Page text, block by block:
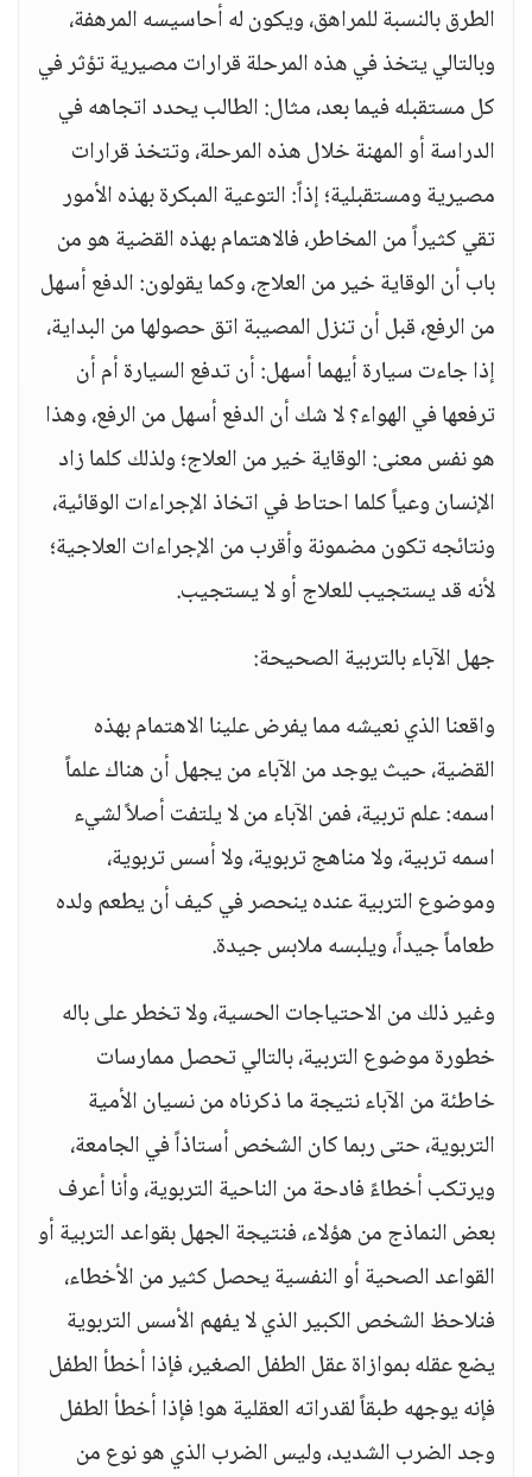
الطرق بالنسبة للمراهق، ويكون له أحاسيسه المرهفة،
وبالتالي يتخذ في هذه المرحلة قرارات مصيرية تؤثر في
كل مستقبله فيما بعد، مثال: الطالب يحدد اتجاهه في
الدراسة أو المهنة خلال هذه المرحلة، وتتخذ قرارات
مصيرية ومستقبلية؛ إذاً: التوعية المبكرة بهذه الأمور
تقي كثيراً من المخاطر، فالاهتمام بهذه القضية هو من
باب أن الوقاية خير من العلاج، وكما يقولون: الدفع أسهل
من الرفع، قبل أن تنزل المصيبة اتق حصولها من البداية،
إذا جاءت سيارة أيهما أسهل: أن تدفع السيارة أم أن
ترفعها في الهواء؟ لا شك أن الدفع أسهل من الرفع، وهذا
هو نفس معنى: الوقاية خير من العلاج؛ ولذلك كلما زاد
الإنسان وعياً كلما احتاط في اتخاذ الإجراءات الوقائية،
ونتائجه تكون مضمونة وأقرب من الإجراءات العلاجية؛
لأنه قد يستجيب للعلاج أو لا يستجيب.
جهل الآباء بالتربية الصحيحة:
واقعنا الذي نعيشه مما يفرض علينا الاهتمام بهذه
القضية، حيث يوجد من الآباء من يجهل أن هناك علماً
اسمه: علم تربية، فمن الآباء من لا يلتفت أصلاً لشيء
اسمه تربية، ولا مناهج تربوية، ولا أسس تربوية،
وموضوع التربية عنده ينحصر في كيف أن يطعم ولده
طعاماً جيداً، ويلبسه ملابس جيدة.
وغير ذلك من الاحتياجات الحسية، ولا تخطر على باله
خطورة موضوع التربية، بالتالي تحصل ممارسات
خاطئة من الآباء نتيجة ما ذكرناه من نسيان الأمية
التربوية، حتى ربما كان الشخص أستاذاً في الجامعة،
ويرتكب أخطاءً فادحة من الناحية التربوية، وأنا أعرف
بعض النماذج من هؤلاء، فنتيجة الجهل بقواعد التربية أو
القواعد الصحية أو النفسية يحصل كثير من الأخطاء،
فنلاحظ الشخص الكبير الذي لا يفهم الأسس التربوية
يضع عقله بموازاة عقل الطفل الصغير، فإذا أخطأ الطفل
فإنه يوجهه طبقاً لقدراته العقلية هو! فإذا أخطأ الطفل
وجد الضرب الشديد، وليس الضرب الذي هو نوع من